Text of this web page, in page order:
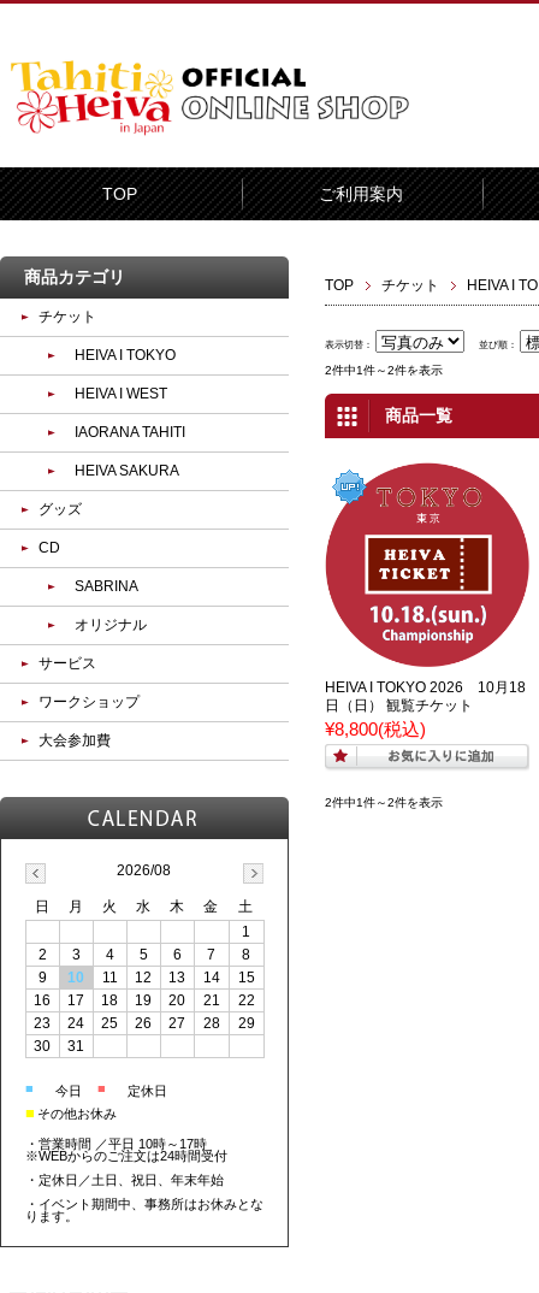
TOP ご利用案内
TOP チケット HEIVA I
表示切替： 並び順：
2件中1件～2件を表示
商品一覧
HEIVA I TOKYO 2026 10月18
日（日） 観覧チケット
¥8,800(税込)
2件中1件～2件を表示
商品カテゴリ
チケット
HEIVA I TOKYO
HEIVA I WEST
IAORANA TAHITI
HEIVA SAKURA
グッズ
CD
SABRINA
オリジナル
サービス
ワークショップ
大会参加費
2026/08
日 月 火 水 木 金
土
1
2
3 4 5 6 7
8
9
10 11 12 13 14
15
16
17 18 19 20 21
22
23
24 25 26 27 28
29
30
31
■ 今日 ■ 定休日
■ その他お休み
・営業時間 ／平日 10時～17時
※WEBからのご注文は24時間受付
・定休日／土日、祝日、年末年始
・イベント期間中、事務所はお休みとな
ります。